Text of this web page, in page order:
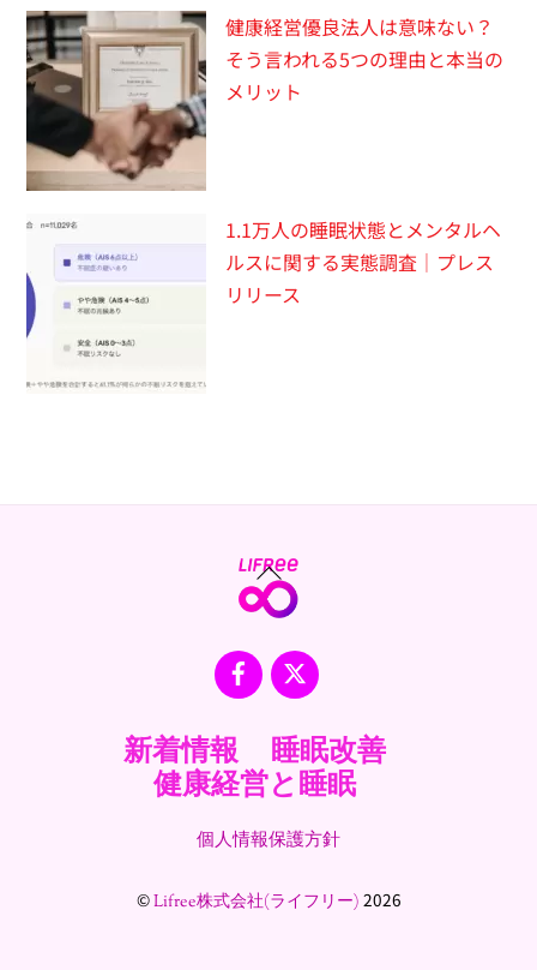
健康経営優良法人は意味ない？
そう言われる5つの理由と本当の
メリット
1.1万人の睡眠状態とメンタルヘ
ルスに関する実態調査｜プレス
リリース
Back
To
Facebook
X
新着情報
睡眠改善
健康経営と睡眠
個人情報保護方針
©Lifree株式会社(ライフリー) 2026